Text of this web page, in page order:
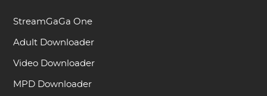
StreamGaGa One
Adult Downloader
Video Downloader
MPD Downloader